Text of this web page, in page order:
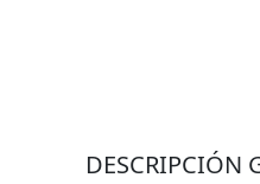
DESCRIPCIÓN